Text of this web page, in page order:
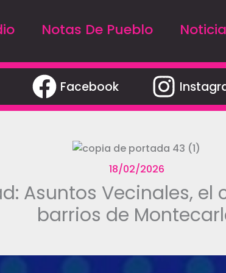
Notas De Pueblo
Facebook
18/02/2026
Asuntos Vecinales,
barrios de